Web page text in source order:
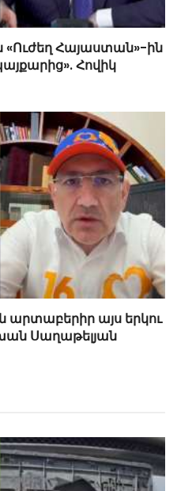
«Ուժեղ Հայաստան»-ին
Հովիկ
արտաբերիր այս երկու
Սաղաթելյան